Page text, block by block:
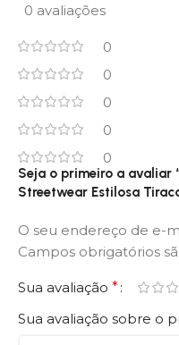
0 avaliações
0
0
0
0
0
Seja o primeiro a avaliar
Streetwear Estilosa
O seu endereço de e-
Campos obrigatórios
Sua avaliação *
Sua avaliação sobre o